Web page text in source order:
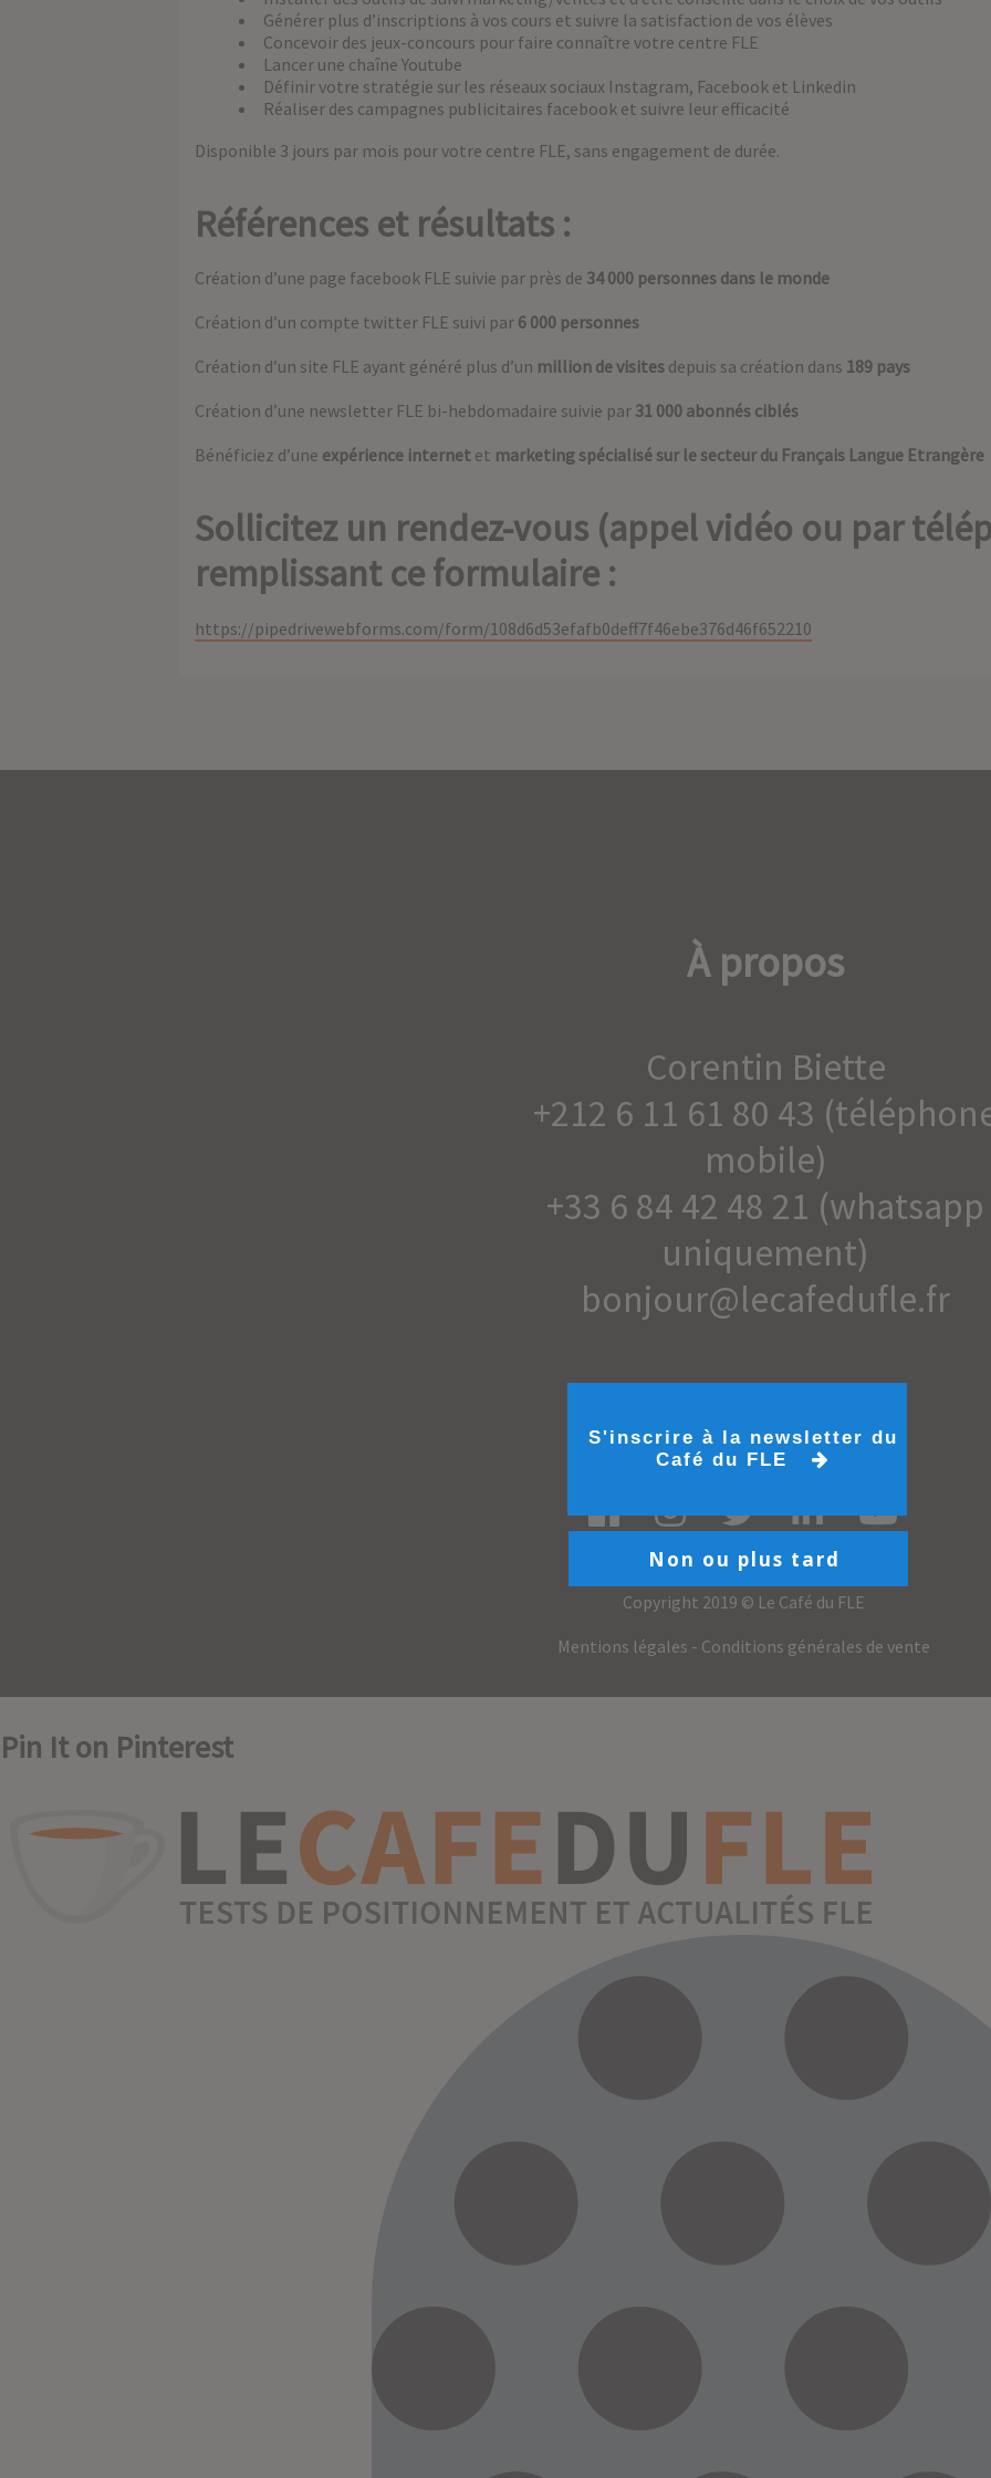
Générer plus d’inscriptions à vos cours et suivre la satisfaction de vos élèves
Concevoir des jeux-concours pour faire connaître votre centre FLE
Lancer une chaîne Youtube
Définir votre stratégie sur les réseaux sociaux Instagram, Facebook et Linkedin
Réaliser des campagnes publicitaires facebook et suivre leur efficacité
Disponible 3 jours par mois pour votre centre FLE, sans engagement de durée.
Références et résultats :
Création d’une page facebook FLE suivie par près de 34 000 personnes dans le monde
Création d’un compte twitter FLE suivi par 6 000 personnes
Création d’un site FLE ayant généré plus d’un million de visites depuis sa création dans 189 pays
Création d’une newsletter FLE bi-hebdomadaire suivie par 31 000 abonnés ciblés
Bénéficiez d’une expérience internet et marketing spécialisé sur le secteur du Français Langue Etrangère
Sollicitez un rendez-vous (appel vidéo ou par
remplissant ce formulaire :
https://pipedrivewebforms.com/form/108d6d53efafb0deff7f46ebe376d46f652210
À propos
Corentin Biette
+212 6 11 61 80 43
mobile)
+33 6 84 42 48 21 (whatsapp
uniquement)
bonjour@lecafedufle.fr
Copyright 2019 © Le Café du FLE
Mentions légales - Conditions générales de vente
Pin It on Pinterest
S'inscrire à la newsletter du
Café du FLE
Non ou plus tard